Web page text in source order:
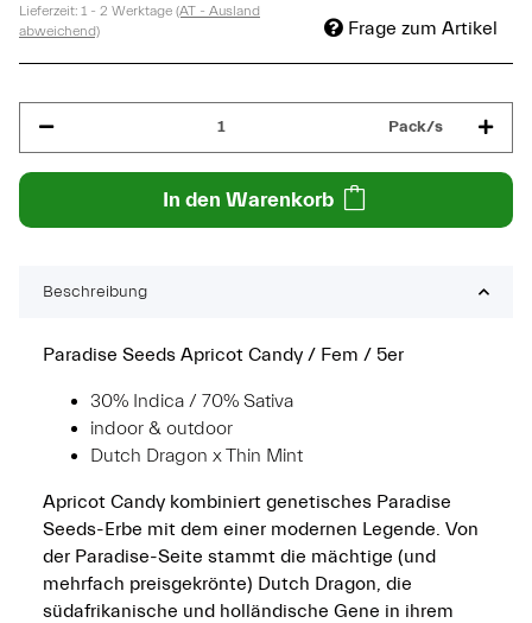
Lieferzeit: 1 - 2 Werktage (AT - Ausland
abweichend)
Frage zum Artikel
Pack/s
In den Warenkorb
Beschreibung
Paradise Seeds Apricot Candy / Fem / 5er
30% Indica / 70% Sativa
indoor & outdoor
Dutch Dragon x Thin Mint
Apricot Candy kombiniert genetisches Paradise
Seeds-Erbe mit dem einer modernen Legende. Von
der Paradise-Seite stammt die mächtige (und
mehrfach preisgekrönte) Dutch Dragon, die
südafrikanische und holländische Gene in ihrem